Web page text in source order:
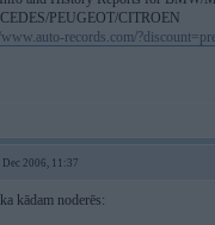
PEUGEOT/CITROEN
www.auto-records.com/
Dec 2006, 11:37
kādam noderēs: